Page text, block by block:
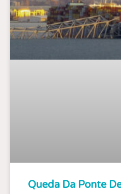
Queda Da Ponte